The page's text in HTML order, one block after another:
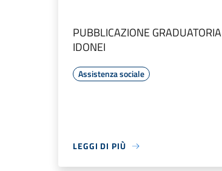
PUBBLICAZIONE GRADUATORIA
IDONEI
Assistenza sociale
LEGGI DI PIÙ